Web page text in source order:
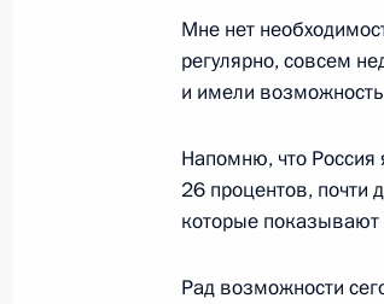
Обращение к
туристской
Приветствие
Мне нет
регулярно, совсем
и имели
Напомню, что
26 процентов, почти
которые показывают
Рад возможности